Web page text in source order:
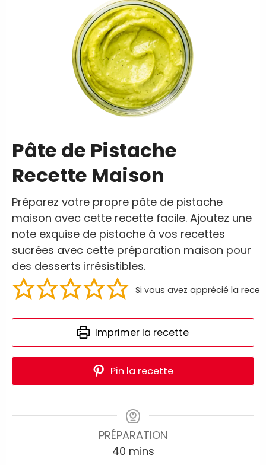
Pâte de Pistache
Recette Maison
Préparez votre propre pâte de pistache
maison avec cette recette facile. Ajoutez une
note exquise de pistache à vos recettes
sucrées avec cette préparation maison pour
des desserts irrésistibles.
Si vous avez apprécié la
Imprimer la recette
Pin la recette
PRÉPARATION
40 mins